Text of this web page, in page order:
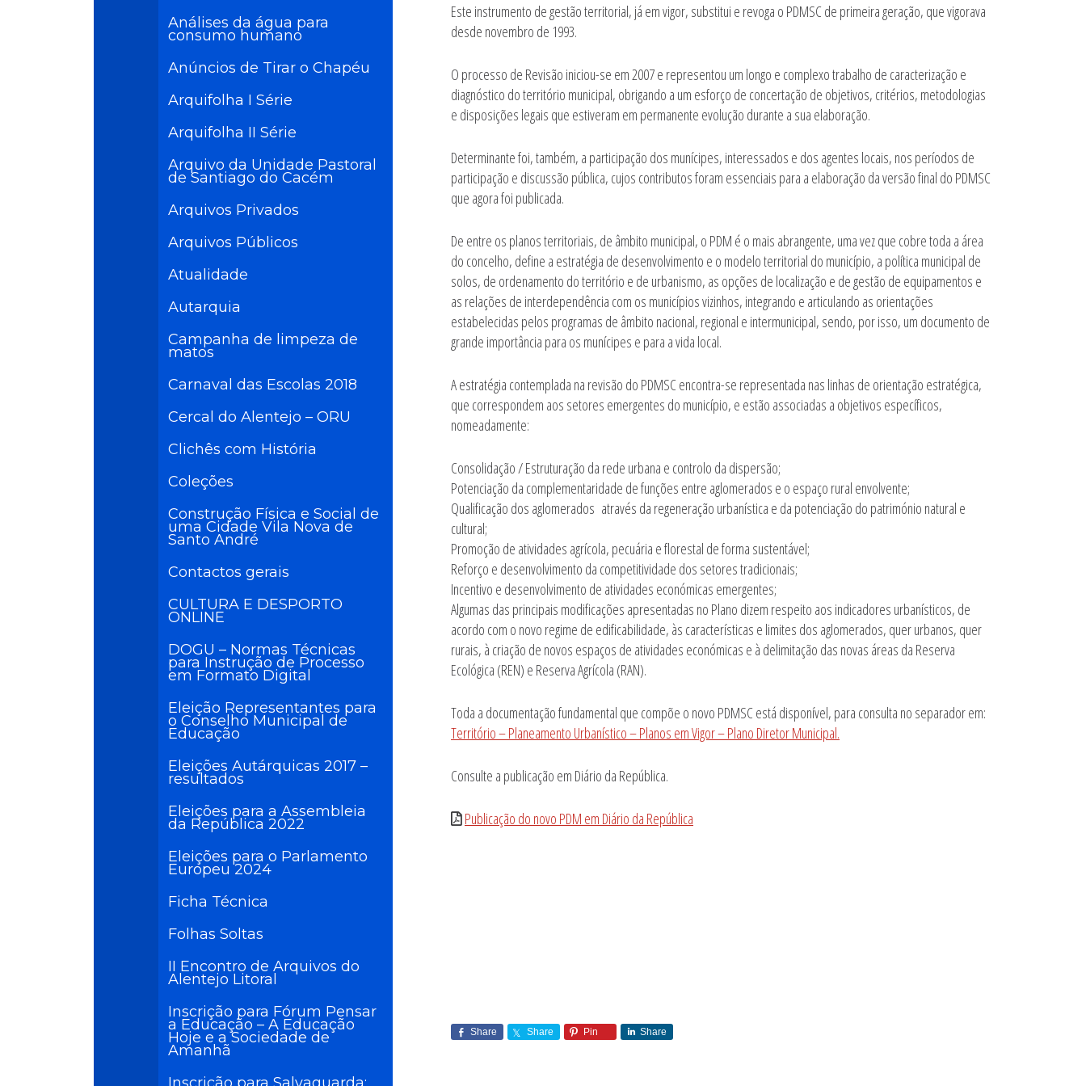
Este instrumento de gestão territorial, já em vigor, substitui e revoga o PDMSC de primeira geração, que vigorava
desde novembro de 1993.
O processo de Revisão iniciou-se em 2007 e representou um longo e complexo trabalho de caracterização e
diagnóstico do território municipal, obrigando a um esforço de concertação de objetivos, critérios, metodologias
e disposições legais que estiveram em permanente evolução durante a sua elaboração.
Determinante foi, também, a participação dos munícipes, interessados e dos agentes locais, nos períodos de
participação e discussão pública, cujos contributos foram essenciais para a elaboração da versão final do PDMSC
que agora foi publicada.
De entre os planos territoriais, de âmbito municipal, o PDM é o mais abrangente, uma vez que cobre toda a área
do concelho, define a estratégia de desenvolvimento e o modelo territorial do município, a política municipal de
solos, de ordenamento do território e de urbanismo, as opções de localização e de gestão de equipamentos e
as relações de interdependência com os municípios vizinhos, integrando e articulando as orientações
estabelecidas pelos programas de âmbito nacional, regional e intermunicipal, sendo, por isso, um documento de
grande importância para os munícipes e para a vida local.
A estratégia contemplada na revisão do PDMSC encontra-se representada nas linhas de orientação estratégica,
que correspondem aos setores emergentes do município, e estão associadas a objetivos específicos,
nomeadamente:
Consolidação / Estruturação da rede urbana e controlo da dispersão;
Potenciação da complementaridade de funções entre aglomerados e o espaço rural envolvente;
Qualificação dos aglomerados através da regeneração urbanística e da potenciação do património natural e
cultural;
Promoção de atividades agrícola, pecuária e florestal de forma sustentável;
Reforço e desenvolvimento da competitividade dos setores tradicionais;
Incentivo e desenvolvimento de atividades económicas emergentes;
Algumas das principais modificações apresentadas no Plano dizem respeito aos indicadores urbanísticos, de
acordo com o novo regime de edificabilidade, às características e limites dos aglomerados, quer urbanos, quer
rurais, à criação de novos espaços de atividades económicas e à delimitação das novas áreas da Reserva
Ecológica (REN) e Reserva Agrícola (RAN).
Toda a documentação fundamental que compõe o novo PDMSC está disponível, para consulta no separador em:
Território – Planeamento Urbanístico – Planos em Vigor – Plano Diretor Municipal.
Consulte a publicação em Diário da República.
Publicação do novo PDM em Diário da República
Share Share Pin Share
Análises da água para
consumo humano
Anúncios de Tirar o Chapéu
Arquifolha I Série
Arquifolha II Série
Arquivo da Unidade Pastoral
de Santiago do Cacém
Arquivos Privados
Arquivos Públicos
Atualidade
Autarquia
Campanha de limpeza de
matos
Carnaval das Escolas 2018
Cercal do Alentejo – ORU
Clichês com História
Coleções
Construção Física e Social de
uma Cidade Vila Nova de
Santo André
Contactos gerais
CULTURA E DESPORTO
ONLINE
DOGU – Normas Técnicas
para Instrução de Processo
em Formato Digital
Eleição Representantes para
o Conselho Municipal de
Educação
Eleições Autárquicas 2017 –
resultados
Eleições para a Assembleia
da República 2022
Eleições para o Parlamento
Europeu 2024
Ficha Técnica
Folhas Soltas
II Encontro de Arquivos do
Alentejo Litoral
Inscrição para Fórum Pensar
a Educação – A Educação
Hoje e a Sociedade de
Amanhã